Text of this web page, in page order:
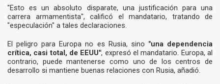
"Esto es un absoluto disparate, una justificación para una
carrera armamentista", calificó el mandatario, tratando de
"especulación" a tales declaraciones.
El peligro para Europa no es Rusia, sino "una dependencia
crítica, casi total, de EEUU", expresó el mandatario. Europa, al
contrario, puede mantenerse como uno de los centros de
desarrollo si mantiene buenas relaciones con Rusia, añadió.